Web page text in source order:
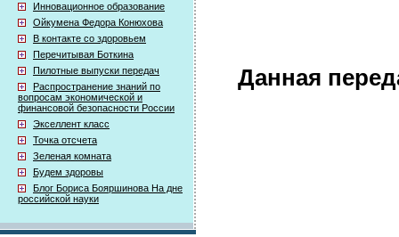
Инновационное образование
Ойкумена Федора Конюхова
В контакте со здоровьем
Перечитывая Боткина
Пилотные выпуски передач
Распространение знаний по
вопросам экономической и
финансовой безопасности России
Экселлент класс
Точка отсчета
Зеленая комната
Будем здоровы
Блог Бориса Бояршинова На дне
российской науки
Данная